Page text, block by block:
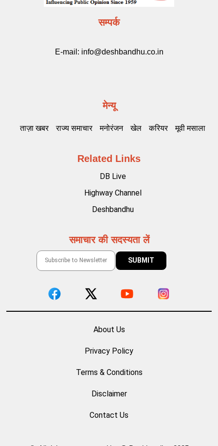
सम्पर्क
E-mail: info@deshbandhu.co.in
मेन्यू
ताज़ा खबर राज्य समाचार मनोरंजन खेल करियर मूवी मसाला
Related Links
DB Live
Highway Channel
Deshbandhu
समाचार की सदस्यता लें
About Us
Privacy Policy
Terms & Conditions
Disclaimer
Contact Us